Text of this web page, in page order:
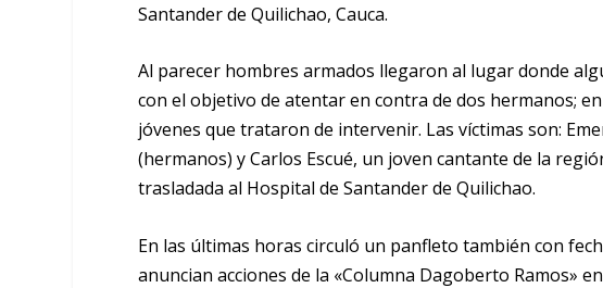
Santander de Quilichao, Cauca.
Al parecer hombres armados llegaron al lugar donde
con el objetivo de atentar en contra de dos hermanos;
jóvenes que trataron de intervenir. Las víctimas son:
(hermanos) y Carlos Escué, un joven cantante de la
trasladada al Hospital de Santander de Quilichao.
En las últimas horas circuló un panfleto también con
anuncian acciones de la «Columna Dagoberto Ramos»